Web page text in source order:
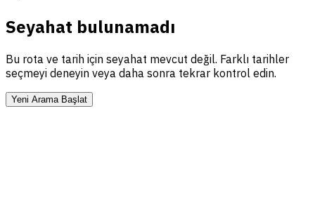
Seyahat bulunamadı
Bu rota ve tarih için seyahat mevcut değil. Farklı tarihler
seçmeyi deneyin veya daha sonra tekrar kontrol edin.
Yeni Arama Başlat